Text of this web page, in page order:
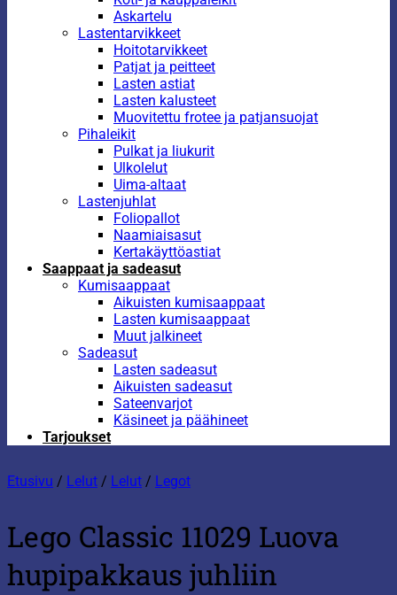
Askartelu
Lastentarvikkeet
Hoitotarvikkeet
Patjat ja peitteet
Lasten astiat
Lasten kalusteet
Muovitettu frotee ja patjansuojat
Pihaleikit
Pulkat ja liukurit
Ulkolelut
Uima-altaat
Lastenjuhlat
Foliopallot
Naamiaisasut
Kertakäyttöastiat
Saappaat ja sadeasut
Kumisaappaat
Aikuisten kumisaappaat
Lasten kumisaappaat
Muut jalkineet
Sadeasut
Lasten sadeasut
Aikuisten sadeasut
Sateenvarjot
Käsineet ja päähineet
Tarjoukset
Etusivu / Lelut / Lelut / Legot
Lego Classic 11029 Luova
hupipakkaus juhliin